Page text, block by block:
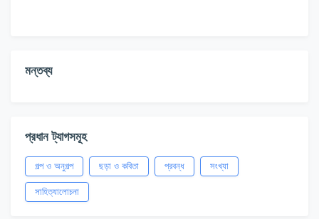
মন্তব্য
প্রধান ট্যাগসমূহ
গল্প ও অনুগল্প ছড়া ও কবিতা প্রবন্ধ সংখ্যা
সাহিত্যালোচনা